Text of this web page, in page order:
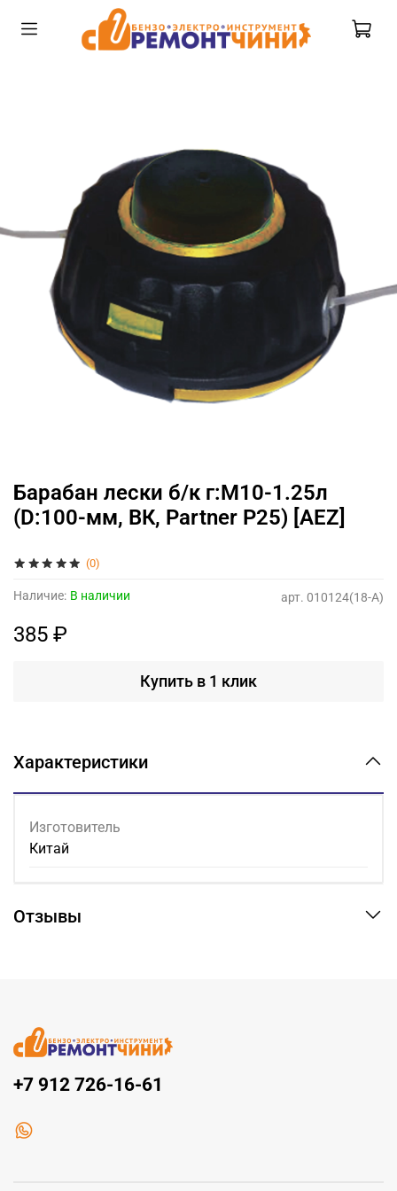
(0)
арт. 010124(18-A)
Наличие: В наличии
Барабан лески б/к г:М10-1.25л
(D:100-мм, ВК, Partner P25) [AEZ]
385 ₽
Купить в 1 клик
Характеристики
Изготовитель
Китай
Отзывы
+7 912 726-16-61